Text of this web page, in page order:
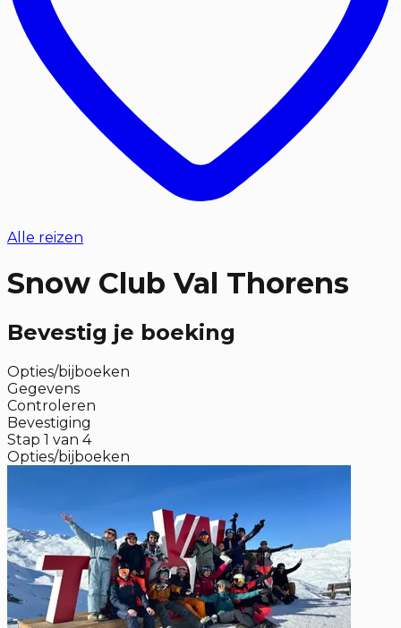
Alle reizen
Snow Club Val Thorens
Bevestig je boeking
Opties/bijboeken
Gegevens
Controleren
Bevestiging
Stap 1 van 4
Opties/bijboeken